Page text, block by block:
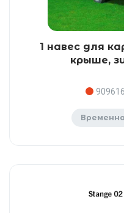
1 навес для
крыше,
909616